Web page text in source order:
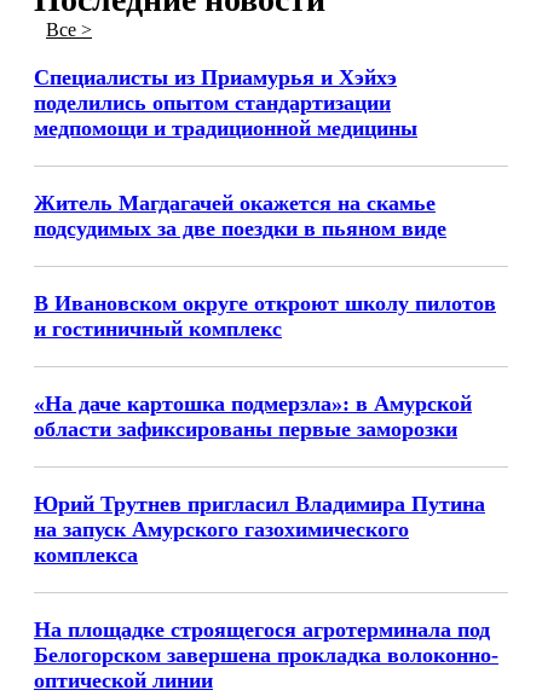
Все >
Специалисты из Приамурья и Хэйхэ
поделились опытом стандартизации
медпомощи и традиционной медицины
Житель Магдагачей окажется на скамье
подсудимых за две поездки в пьяном виде
В Ивановском округе откроют школу пилотов
и гостиничный комплекс
«На даче картошка подмерзла»: в Амурской
области зафиксированы первые заморозки
Юрий Трутнев пригласил Владимира Путина
на запуск Амурского газохимического
комплекса
На площадке строящегося агротерминала под
Белогорском завершена прокладка волоконно-
оптической линии